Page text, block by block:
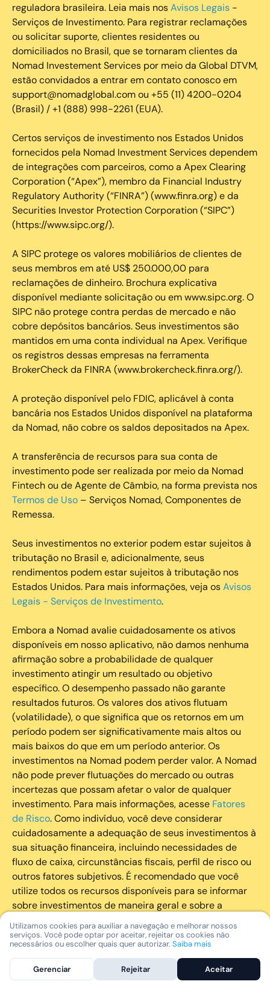
reguladora brasileira. Leia mais nosAvisos Legais -
Serviços de Investimento. Para registrar reclamações
ou solicitar suporte, clientes residentes ou
domiciliados no Brasil, que se tornaram clientes da
Nomad Investement Services por meio da Global DTVM,
estão convidados a entrar em contato conosco em
support@nomadglobal.com ou +55 (11) 4200-0204
(Brasil) / +1 (888) 998-2261 (EUA).
Certos serviços de investimento nos Estados Unidos
fornecidos pela Nomad Investment Services dependem
de integrações com parceiros, como a Apex Clearing
Corporation (“Apex”), membro da Financial Industry
Regulatory Authority (“FINRA”) (www.finra.org) e da
Securities Investor Protection Corporation (“SIPC”)
(https://www.sipc.org/).
A SIPC protege os valores mobiliários de clientes de
seus membros em até US$ 250.000,00 para
reclamações de dinheiro. Brochura explicativa
disponível mediante solicitação ou em www.sipc.org. O
SIPC não protege contra perdas de mercado e não
cobre depósitos bancários. Seus investimentos são
mantidos em uma conta individual na Apex. Verifique
os registros dessas empresas na ferramenta
BrokerCheck da FINRA (www.brokercheck.finra.org/).
A proteção disponível pelo FDIC, aplicável à conta
bancária nos Estados Unidos disponível na plataforma
da Nomad, não cobre os saldos depositados na Apex.
A transferência de recursos para sua conta de
investimento pode ser realizada por meio da Nomad
Fintech ou de Agente de Câmbio, na forma prevista nos
Termos de Uso – Serviços Nomad, Componentes de
Remessa.
Seus investimentos no exterior podem estar sujeitos à
tributação no Brasil e, adicionalmente, seus
rendimentos podem estar sujeitos à tributação nos
Estados Unidos. Para mais informações, veja osAvisos
Legais - Serviços de Investimento.
Embora a Nomad avalie cuidadosamente os ativos
disponíveis em nosso aplicativo, não damos nenhuma
afirmação sobre a probabilidade de qualquer
investimento atingir um resultado ou objetivo
específico. O desempenho passado não garante
resultados futuros. Os valores dos ativos flutuam
(volatilidade), o que significa que os retornos em um
período podem ser significativamente mais altos ou
mais baixos do que em um período anterior. Os
investimentos na Nomad podem perder valor. A Nomad
não pode prever flutuações do mercado ou outras
incertezas que possam afetar o valor de qualquer
investimento. Para mais informações, acesse Fatores
de Risco. Como indivíduo, você deve considerar
cuidadosamente a adequação de seus investimentos à
sua situação financeira, incluindo necessidades de
fluxo de caixa, circunstâncias fiscais, perfil de risco ou
outros fatores subjetivos. É recomendado que você
utilize todos os recursos disponíveis para se informar
sobre investimentos de maneira geral e sobre a
composição geral de seu portfólio. Questões fiscais ou
legais relativas aos investimentos realizados através da
Nomad devem ser obtidas pelos próprios clientes. A
Nomad e suas afiliadas não fornecem nenhum tipo de
aconselhamento legal ou fiscal.
Utilizamos cookies para auxiliar a navegação e melhorar nossos
serviços. Você pode optar por aceitar, rejeitar os cookies não
necessários ou escolher quais quer autorizar. Saiba mais
Gerenciar Rejeitar Aceitar